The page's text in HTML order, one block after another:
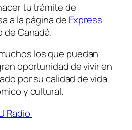
tu trámite de
a la página de Express
de Canadá.
los que puedan
oportunidad de vivir en
por su calidad de vida
y cultural.
Radio